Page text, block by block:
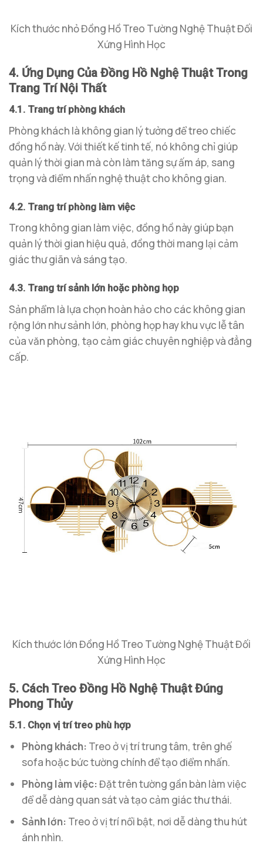
Kích thước nhỏ Đồng Hồ Treo Tường Nghệ Thuật Đối
Xứng Hình Học
4. Ứng Dụng Của Đồng Hồ Nghệ Thuật Trong
Trang Trí Nội Thất
4.1. Trang trí phòng khách
Phòng khách là không gian lý tưởng để treo chiếc
đồng hồ này. Với thiết kế tinh tế, nó không chỉ giúp
quản lý thời gian mà còn làm tăng sự ấm áp, sang
trọng và điểm nhấn nghệ thuật cho không gian.
4.2. Trang trí phòng làm việc
Trong không gian làm việc, đồng hồ này giúp bạn
quản lý thời gian hiệu quả, đồng thời mang lại cảm
giác thư giãn và sáng tạo.
4.3. Trang trí sảnh lớn hoặc phòng họp
Sản phẩm là lựa chọn hoàn hảo cho các không gian
rộng lớn như sảnh lớn, phòng họp hay khu vực lễ tân
của văn phòng, tạo cảm giác chuyên nghiệp và đẳng
cấp.
Kích thước lớn Đồng Hồ Treo Tường Nghệ Thuật Đối
Xứng Hình Học
5. Cách Treo Đồng Hồ Nghệ Thuật Đúng
Phong Thủy
5.1. Chọn vị trí treo phù hợp
Phòng khách: Treo ở vị trí trung tâm, trên ghế
sofa hoặc bức tường chính để tạo điểm nhấn.
Phòng làm việc:Đặt trên tường gần bàn làm việc
để dễ dàng quan sát và tạo cảm giác thư thái.
Sảnh lớn: Treo ở vị trí nổi bật, nơi dễ dàng thu hút
ánh nhìn.